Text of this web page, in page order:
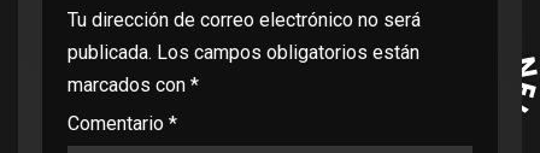
Tu dirección de correo electrónico no será
publicada. Los campos obligatorios están
marcados con *
Comentario *